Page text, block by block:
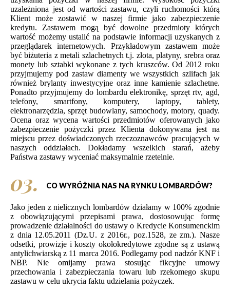
uzależniona jest od wartości zastawu, czyli ruchomości którą
Klient może zostawić w naszej firmie jako zabezpieczenie
kredytu. Zastawem mogą być dowolne przedmioty których
wartość możemy ustalić na podstawie informacji uzyskanych z
przeglądarek internetowych. Przykładowym zastawem może
być biżuteria z metali szlachetnych t.j. złota, platyny, srebra oraz
monety lub sztabki wykonane z tych kruszców. Od 2012 roku
przyjmujemy pod zastaw diamenty we wszystkich szlifach jak
również brylanty inwestycyjne oraz inne kamienie szlachetne.
Ponadto przyjmujemy do lombardu elektronikę, sprzęt rtv, agd,
telefony, smartfony, komputery, laptopy, tablety,
elektronarzędzia, sprzęt budowlany, samochody, motory, quady.
Ocena oraz wycena wartości przedmiotów oferowanych jako
zabezpieczenie pożyczki przez Klienta dokonywana jest na
miejscu przez doświadczonych rzeczoznawców pracujących w
naszych oddziałach. Dokładamy wszelkich starań, ażeby
Państwa zastawy wyceniać maksymalnie rzetelnie.
03. CO WYRÓŻNIA NAS NA RYNKU LOMBARDÓW?
Jako jeden z nielicznych lombardów działamy w 100% zgodnie
z obowiązującymi przepisami prawa, dostosowując formę
prowadzenie działalności do ustawy o Kredycie Konsumenckim
z dnia 12.05.2011 (Dz.U. z 2016r., poz.1528, ze zm.). Nasze
odsetki, prowizje i koszty okołokredytowe zgodne są z ustawą
antylichwiarską z 11 marca 2016. Podlegamy pod nadzór KNF i
NBP. Nie omijamy prawa stosując fikcyjne umowy
przechowania i zabezpieczania towaru lub rzekomego skupu
zastawu w celu ukrycia faktu udzielania pożyczek.